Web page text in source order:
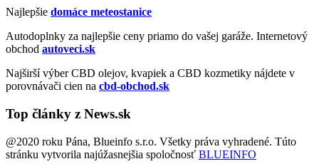
Najlepšie domáce meteostanice
Autodoplnky za najlepšie ceny priamo do vašej garáže. Internetový
obchod autoveci.sk
Najširší výber CBD olejov, kvapiek a CBD kozmetiky nájdete v
porovnávači cien na cbd-obchod.sk
Top články z News.sk
@2020 roku Pána, Blueinfo s.r.o. Všetky práva vyhradené. Túto
stránku vytvorila najúžasnejšia spoločnosť BLUEINFO